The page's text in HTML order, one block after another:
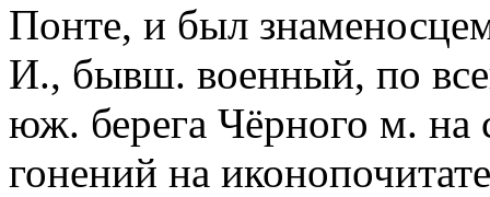
Понте, и был
И., бывш. военный, по
юж. берега Чёрного м. на
гонений на